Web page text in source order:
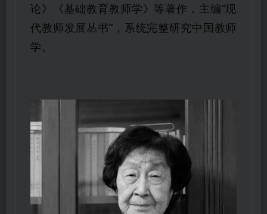
论》《基础教育教师学》等著作，主编“现
代教师发展丛书”，系统完整研究中国教师
学。